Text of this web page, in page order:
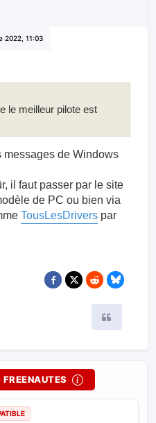
2022, 11:03
le meilleur pilote est
messages de Windows
il faut passer par le site
de PC ou bien via
TousLesDrivers par